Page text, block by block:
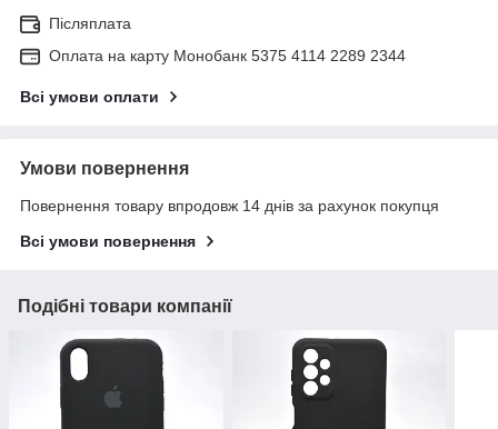
Післяплата
Оплата на карту Монобанк 5375 4114 2289 2344
Всі умови оплати
Умови повернення
Повернення товару впродовж 14 днів за рахунок покупця
Всі умови повернення
Подібні товари компанії